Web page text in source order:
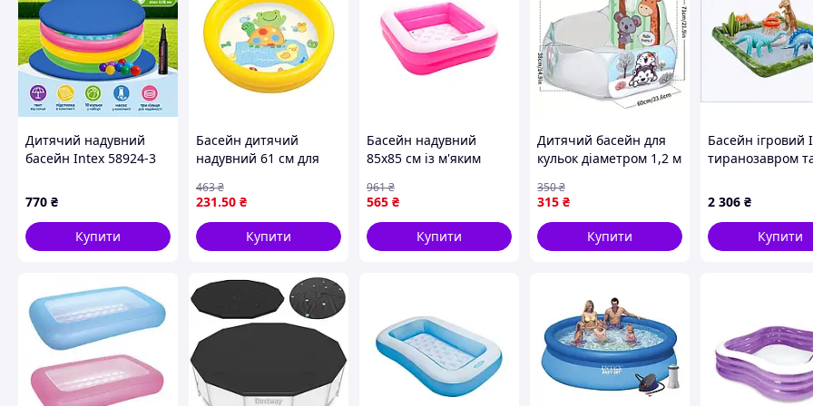
Дитячий надувний
басейн Intex 58924-3
кульками 10 шт
тентом підстилкою
насосом
770 ₴
Купити
Басейн дитячий
надувний 61 см для
круглий класичний з
вініловим дном
231.50 ₴
463₴
Купити
Басейн надувний
85х85 см із м'яким
старших вініл
рожевий INTEX MC-
7775
565 ₴
961₴
Купити
Дитячий басейн для
кульок діаметром 1,2 м
315 ₴
350₴
Купити
Басейн ігровий
тиранозавром
8H5P95945
2 306 ₴
Купити